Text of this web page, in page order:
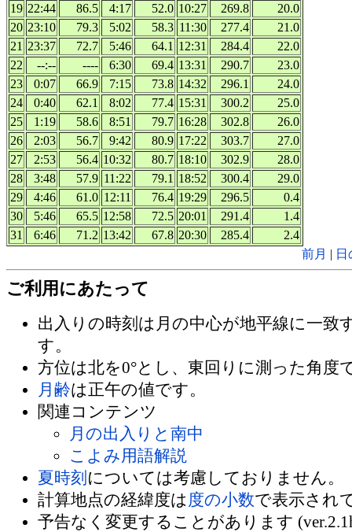
19 22:44 86.5 4:17 52.0 10:27 269.8
20.0
20 23:10 79.3 5:02 58.3 11:30 277.4
21.0
21 23:37 72.7 5:46 64.1 12:31 284.4
22.0
22
--:-- ---- 6:30 69.4 13:31 290.7
23.0
23
0:07 66.9 7:15 73.8 14:32 296.1
24.0
24
0:40 62.1 8:02 77.4 15:31 300.2
25.0
25
1:19 58.6 8:51 79.7 16:28 302.8
26.0
26
2:03 56.7 9:42 80.9 17:22 303.7
27.0
27
2:53 56.4 10:32 80.7 18:10 302.9
28.0
28
3:48 57.9 11:22 79.1 18:52 300.4
29.0
29
4:46 61.0 12:11 76.4 19:29 296.5
0.4
30
5:46 65.5 12:58 72.5 20:01 291.4
1.4
31
6:46 71.2 13:42 67.8 20:30 285.4
2.4
前月 |
ご利用にあたって
出入りの時刻は月の中心が地平線に一致
す。
方位は北を0°とし、東回りに測った角度
月齢は正午の値です。
関連コンテンツ
月の出入りと南中
こよみ用語解説
夏時刻 については考慮しておりません。
計算地点の経緯度は 度の小数で表示され
予告なく変更することがあります